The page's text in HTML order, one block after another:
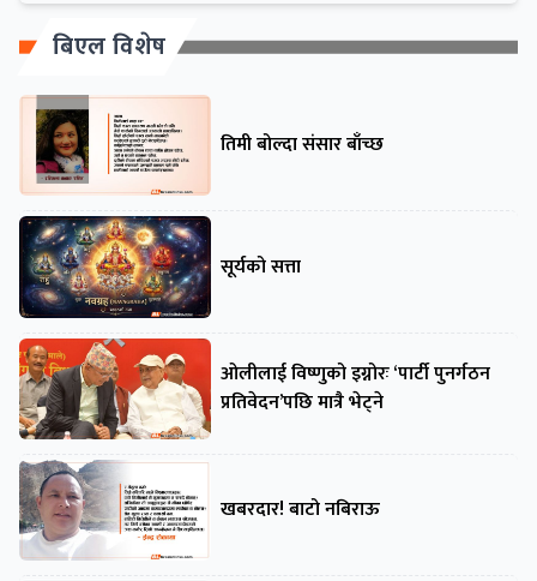
बिएल विशेष
तिमी बोल्दा संसार बाँच्छ
सूर्यको सत्ता
ओलीलाई विष्णुको इग्नोरः ‘पार्टी पुनर्गठन
प्रतिवेदन’पछि मात्रै भेट्ने
खबरदार! बाटो नबिराऊ